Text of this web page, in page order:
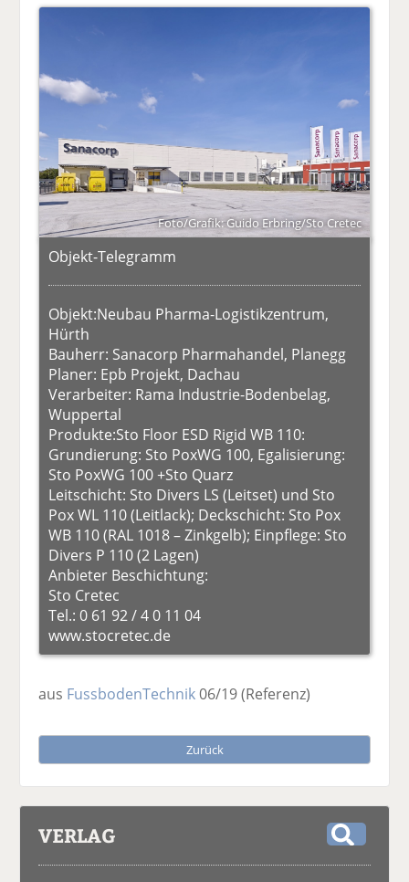
Foto/Grafik: Guido Erbring/Sto Cretec
Objekt-Telegramm
Objekt:Neubau Pharma-Logistikzentrum,
Hürth
Bauherr: Sanacorp Pharmahandel, Planegg
Planer: Epb Projekt, Dachau
Verarbeiter: Rama Industrie-Bodenbelag,
Wuppertal
Produkte:Sto Floor ESD Rigid WB 110:
Grundierung: Sto PoxWG 100, Egalisierung:
Sto PoxWG 100 +Sto Quarz
Leitschicht: Sto Divers LS (Leitset) und Sto
Pox WL 110 (Leitlack); Deckschicht: Sto Pox
WB 110 (RAL 1018 – Zinkgelb); Einpflege: Sto
Divers P 110 (2 Lagen)
Anbieter Beschichtung:
Sto Cretec
Tel.: 0 61 92 / 4 0 11 04
www.stocretec.de
aus FussbodenTechnik06/19(Referenz)
Zurück
VERLAG